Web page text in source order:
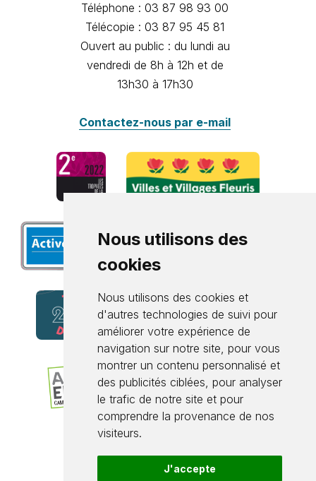
Nous utilisons des
cookies
Nous utilisons des cookies et
d'autres technologies de suivi pour
améliorer votre expérience de
navigation sur notre site, pour vous
montrer un contenu personnalisé et
des publicités ciblées, pour analyser
le trafic de notre site et pour
comprendre la provenance de nos
visiteurs.
J'accepte
Téléphone : 03 87 98 93 00
Télécopie : 03 87 95 45 81
Ouvert au public : du lundi au
vendredi de 8h à 12h et de
13h30 à 17h30
Contactez-nous par e-mail